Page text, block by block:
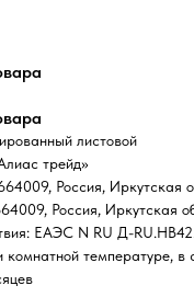
листовой
трейд»
Россия, Иркутская
Россия, Иркутская
EAЭС N RU Д-
комнатной температуре,